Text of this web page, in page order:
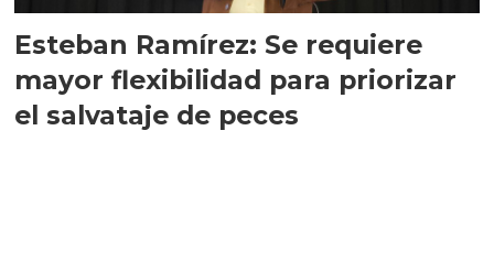
Esteban Ramírez: Se requiere
mayor flexibilidad para priorizar
el salvataje de peces